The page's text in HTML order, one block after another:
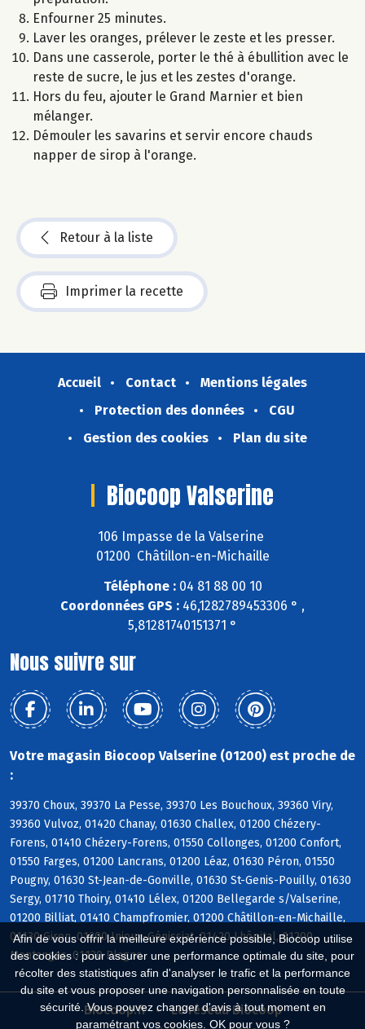
Afin de vous offrir la meilleure expérience possible, Biocoop utilise
des cookies : pour assurer une performance optimale du site, pour
récolter des statistiques afin d'analyser le trafic et la performance
du site et vous proposer une navigation personnalisée en toute
sécurité. Vous pouvez changer d'avis à tout moment en
paramétrant vos cookies. OK pour vous ?
Enfourner 25 minutes.
Laver les oranges, prélever le zeste et les presser.
Dans une casserole, porter le thé à ébullition avec le
reste de sucre, le jus et les zestes d'orange.
Hors du feu, ajouter le Grand Marnier et bien
mélanger.
Démouler les savarins et servir encore chauds
napper de sirop à l'orange.
Retour à la liste
Imprimer la recette
Accueil Contact
Mentions légales
Protection des données
CGU
Gestion des cookies
Plan du site
Biocoop Valserine
106 Impasse de la Valserine
01200 Châtillon-en-Michaille
Téléphone :04 81 88 00 10
Coordonnées GPS : 46,1282789453306 ° ,
5,81281740151371 °
Nous suivre sur
Votre magasin Biocoop Valserine (01200) est proche de
:
39370 Choux, 39370 La Pesse, 39370 Les Bouchoux, 39360 Viry,
39360 Vulvoz, 01420 Chanay, 01630 Challex, 01200 Chézery-
Forens, 01410 Chézery-Forens, 01550 Collonges, 01200 Confort,
01550 Farges, 01200 Lancrans, 01200 Léaz, 01630 Péron, 01550
Pougny, 01630 St-Jean-de-Gonville, 01630 St-Genis-Pouilly, 01630
Sergy, 01710 Thoiry, 01410 Lélex, 01200 Bellegarde s/Valserine,
01200 Billiat, 01410 Champfromier, 01200 Châtillon-en-Michaille,
01130 Giron, 01200 Injoux-Génissiat, 01420 Lhôpital, 01200
Montanges, 01130 Plagne
Biocoop.fr
Le réseau Biocoop